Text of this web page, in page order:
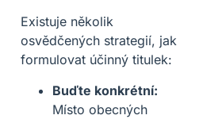
Existuje několik
osvědčených strategií, jak
formulovat účinný titulek:
Buďte konkrétní:
Místo obecných